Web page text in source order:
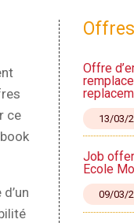
ce
Offre
13/03/
Job
Ecole
09/03/